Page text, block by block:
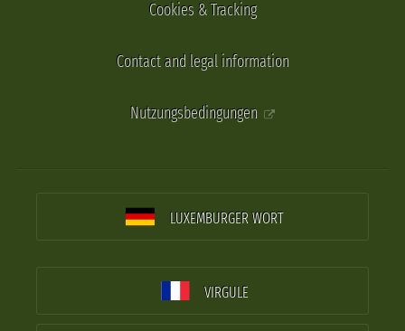
Cookies & Tracking
Contact and legal information
Nutzungsbedingungen
LUXEMBURGER WORT
VIRGULE